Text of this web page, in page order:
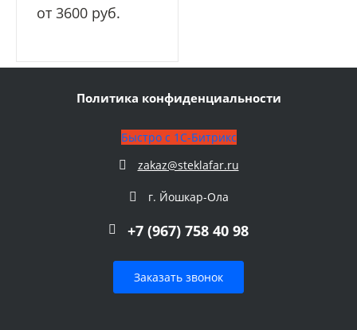
от 3600 руб.
Политика конфиденциальности
Быстро с 1С-Битрикс
zakaz@steklafar.ru
г. Йошкар-Ола
+7 (967) 758 40 98
Заказать звонок